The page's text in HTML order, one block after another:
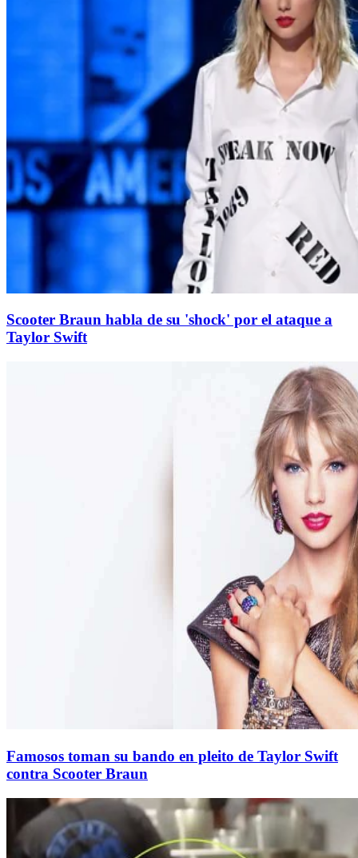
Scooter Braun habla de su 'shock' por el ataque a
Taylor Swift
Famosos toman su bando en pleito de Taylor Swift
contra Scooter Braun